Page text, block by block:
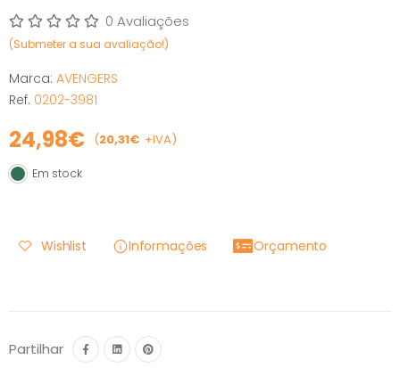
0 Avaliações
(Submeter a sua avaliação!)
Marca: AVENGERS
Ref. 0202-3981
24,98€ (20,31€ +IVA)
Em stock
Em stock
Wishlist Informações Orçamento
Partilhar